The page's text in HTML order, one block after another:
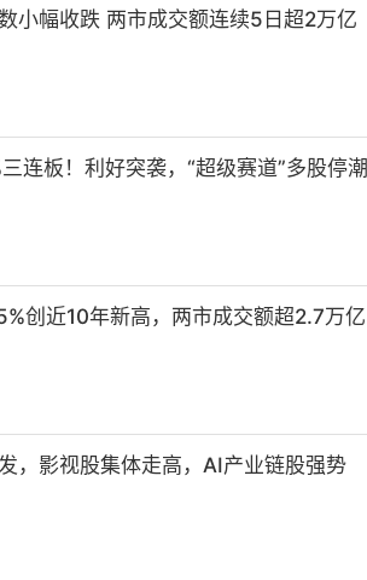
小幅收跌 两市成交额连续5日超2万亿
连板！利好突袭，“超级赛道”多股停潮
创近10年新高，两市成交额超2.7万亿
，影视股集体走高，AI产业链股强势